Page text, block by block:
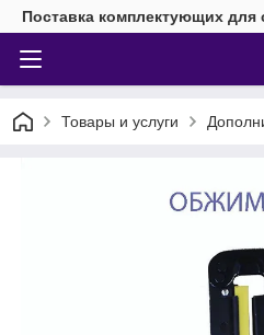
Поставка комплектующих для
Товары и услуги